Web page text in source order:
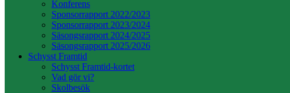
Konferens
Sponsorrapport 2022/2023
Sponsorrapport 2023/2024
Säsongsrapport 2024/2025
Säsongsrapport 2025/2026
Schysst Framtid
Schysst Framtid-kortet
Vad gör vi?
Skolbesök